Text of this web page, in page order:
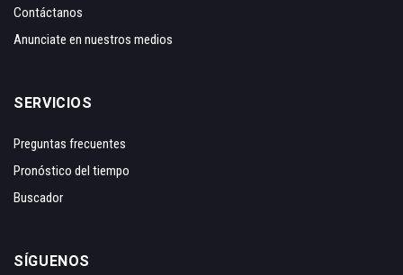
Contáctanos
Anunciate en nuestros medios
SERVICIOS
Preguntas frecuentes
Pronóstico del tiempo
Buscador
SÍGUENOS